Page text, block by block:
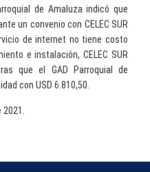
de Amaluza indicó que
un convenio con CELEC SUR
de internet no tiene costo
e instalación, CELEC SUR
que el GAD Parroquial de
con USD 6.810,50.